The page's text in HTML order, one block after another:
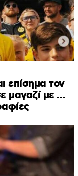
επίσημα τον
μαγαζί με …